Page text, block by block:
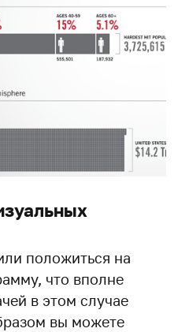
положиться на
что вполне
в этом случае
вы можете